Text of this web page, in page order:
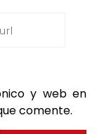
y web en
comente.